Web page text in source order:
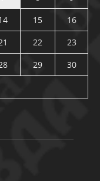
15
16
22
23
29
30